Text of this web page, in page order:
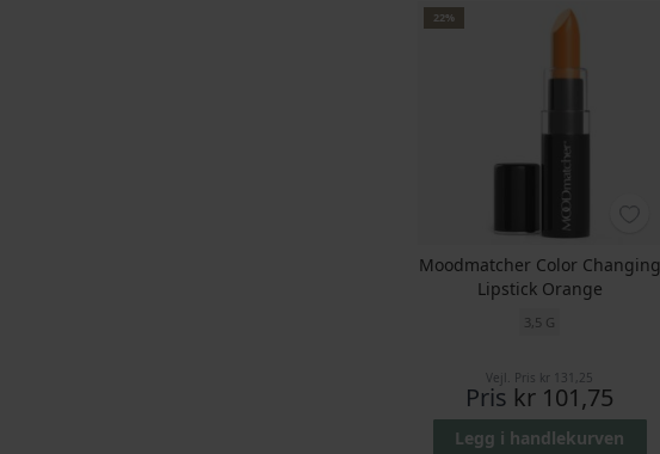
22%
Moodmatcher Color Changing
Lipstick Orange
3,5 G
Vejl. Pris kr 131,25
Pris kr 101,75
Legg i handlekurven